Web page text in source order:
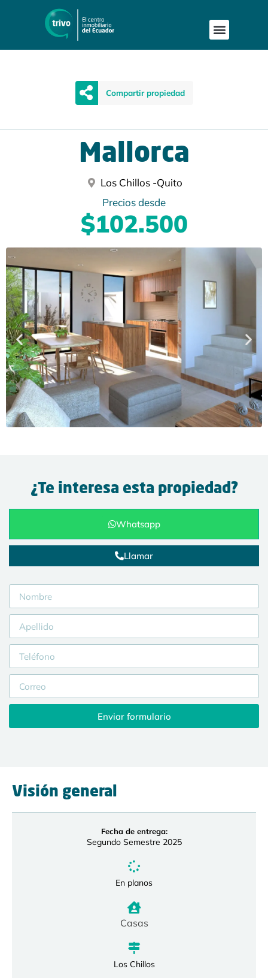
Compartir propiedad
Mallorca
Los Chillos -Quito
Precios desde
$102.500
Visión general
Fecha de entrega:
Segundo Semestre 2025
En planos
Casas
Los Chillos
¿Te interesa esta propiedad?
Whatsapp
Llamar
Enviar formulario